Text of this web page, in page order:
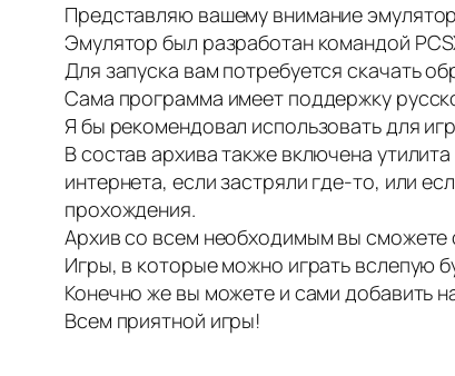
Представляю вашему внимание
Эмулятор был разработан командой
Для запуска вам потребуется скачать
Сама программа имеет поддержку
Я бы рекомендовал использовать для
В состав архива также включена
интернета, если застряли где-то, или
прохождения.
Архив со всем необходимым вы сможете
Игры, в которые можно играть вслепую
Конечно же вы можете и сами добавить
Всем приятной игры!